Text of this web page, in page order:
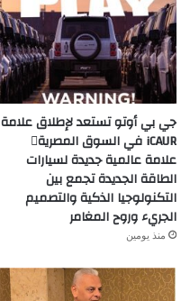
جي بي أوتو تستعد لإطلاق علامة
iCAUR في السوق المصرية
علامة عالمية جديدة لسيارات
الطاقة الجديدة تجمع بين
التكنولوجيا الذكية والتصميم
الجريء وروح المغامر
منذ يومين